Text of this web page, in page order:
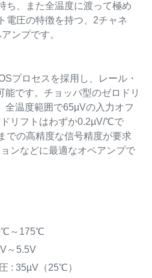
ち、また全温度に渡って極め
電圧の特徴を持つ、2チャネ
ンプです。
プロセスを採用し、レール・
能です。チョッパ型のゼロドリ
全温度範囲で65µVの入力オフ
リフトはわずか0.2µV/℃で
での高精度な信号精度が要求
ンなどに最適なオペアンプで
～175℃
～5.5V
: 35µV（25℃）